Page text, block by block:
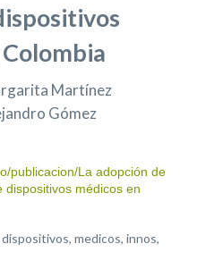
Martínez
Gómez
publicacion/La adopción de
médicos en
medicos, innos,